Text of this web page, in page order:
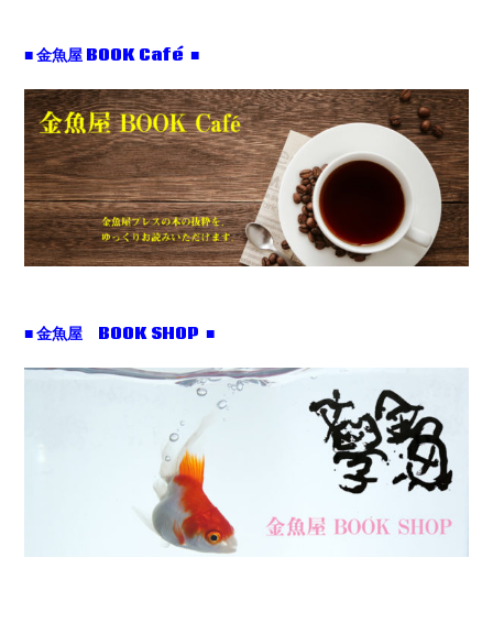
■ 金魚屋 BOOK Café ■
■ 金魚屋 BOOK SHOP ■